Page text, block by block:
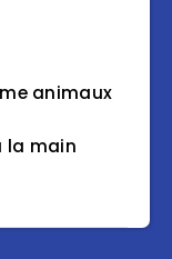
animaux
la main